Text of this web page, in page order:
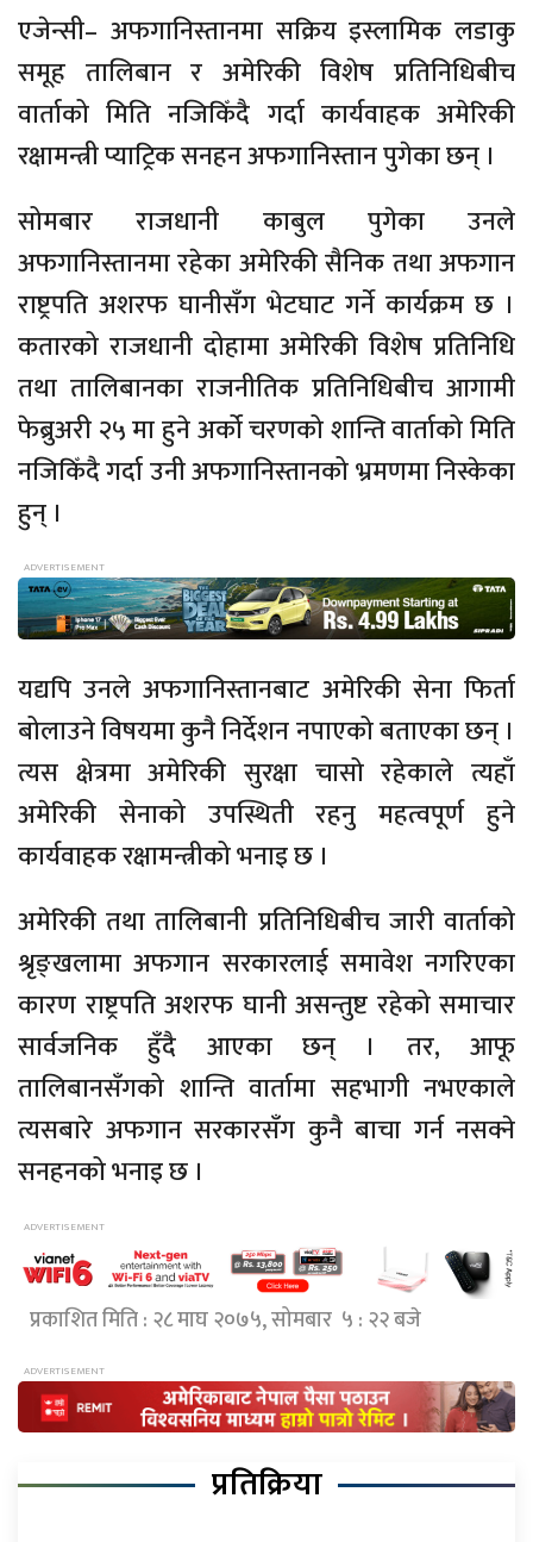
एजेन्सी– अफगानिस्तानमा सक्रिय इस्लामिक लडाकु
समूह तालिबान र अमेरिकी विशेष प्रतिनिधिबीच
वार्ताको मिति नजिकिँदै गर्दा कार्यवाहक अमेरिकी
रक्षामन्त्री प्याट्रिक सनहन अफगानिस्तान पुगेका छन् ।
सोमबार राजधानी काबुल पुगेका उनले
अफगानिस्तानमा रहेका अमेरिकी सैनिक तथा अफगान
राष्ट्रपति अशरफ घानीसँग भेटघाट गर्ने कार्यक्रम छ ।
कतारको राजधानी दोहामा अमेरिकी विशेष प्रतिनिधि
तथा तालिबानका राजनीतिक प्रतिनिधिबीच आगामी
फेब्रुअरी २५ मा हुने अर्को चरणको शान्ति वार्ताको मिति
नजिकिँदै गर्दा उनी अफगानिस्तानको भ्रमणमा निस्केका
हुन् ।
यद्यपि उनले अफगानिस्तानबाट अमेरिकी सेना फिर्ता
बोलाउने विषयमा कुनै निर्देशन नपाएको बताएका छन् ।
त्यस क्षेत्रमा अमेरिकी सुरक्षा चासो रहेकाले त्यहाँ
अमेरिकी सेनाको उपस्थिती रहनु महत्वपूर्ण हुने
कार्यवाहक रक्षामन्त्रीको भनाइ छ ।
अमेरिकी तथा तालिबानी प्रतिनिधिबीच जारी वार्ताको
श्रृङ्खलामा अफगान सरकारलाई समावेश नगरिएका
कारण राष्ट्रपति अशरफ घानी असन्तुष्ट रहेको समाचार
सार्वजनिक हुँदै आएका छन् । तर, आफू
तालिबानसँगको शान्ति वार्तामा सहभागी नभएकाले
त्यसबारे अफगान सरकारसँग कुनै बाचा गर्न नसक्ने
सनहनको भनाइ छ ।
प्रकाशित मिति : २८ माघ २०७५, सोमबार ५ : २२ बजे
प्रतिक्रिया